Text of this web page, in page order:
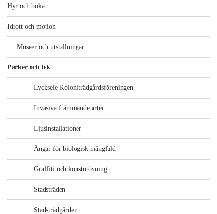
Hyr och boka
Idrott och motion
Museer och utställningar
Parker och lek
Lycksele Koloniträdgårdsföreningen
Invasiva främmande arter
Ljusinstallationer
Ängar för biologisk mångfald
Graffiti och konstutövning
Stadsträden
Stadsträdgården